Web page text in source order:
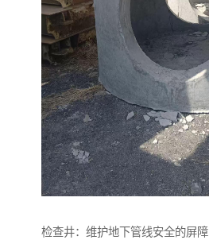
检查井：维护地下管线安全的屏障